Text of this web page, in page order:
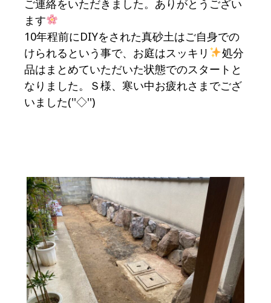
ご連絡をいただきました。ありがとうござい
ます
10年程前にDIYをされた真砂土はご自身での
けられるという事で、お庭はスッキリ
処分
品はまとめていただいた状態でのスタートと
なりました。Ｓ様、寒い中お疲れさまでござ
いました(''◇'')ゞ